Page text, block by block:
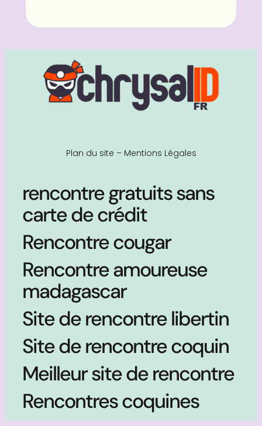
Plan du site – Mentions Légales
rencontre gratuits sans
carte de crédit
Rencontre cougar
Rencontre amoureuse
madagascar
Site de rencontre libertin
Site de rencontre coquin
Meilleur site de rencontre
Rencontres coquines